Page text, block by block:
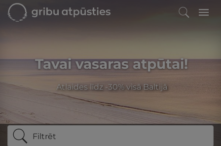
Tavai vasaras atpūtai!
Atlaides līdz -30% visā Baltijā
Filtrēt